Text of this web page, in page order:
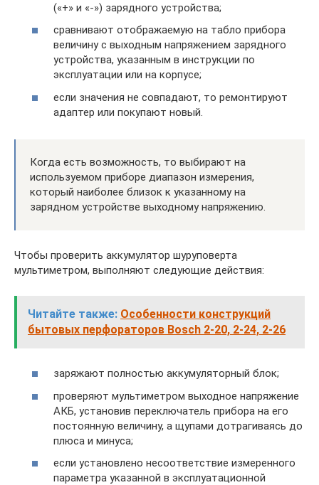
(«+» и «-») зарядного устройства;
сравнивают отображаемую на табло прибора
величину с выходным напряжением зарядного
устройства, указанным в инструкции по
эксплуатации или на корпусе;
если значения не совпадают, то ремонтируют
адаптер или покупают новый.
Когда есть возможность, то выбирают на
используемом приборе диапазон измерения,
который наиболее близок к указанному на
зарядном устройстве выходному напряжению.
Чтобы проверить аккумулятор шуруповерта
мультиметром, выполняют следующие действия:
Читайте также: Особенности конструкций
бытовых перфораторов Bosch 2-20, 2-24, 2-26
заряжают полностью аккумуляторный блок;
проверяют мультиметром выходное напряжение
АКБ, установив переключатель прибора на его
постоянную величину, а щупами дотрагиваясь до
плюса и минуса;
если установлено несоответствие измеренного
параметра указанной в эксплуатационной